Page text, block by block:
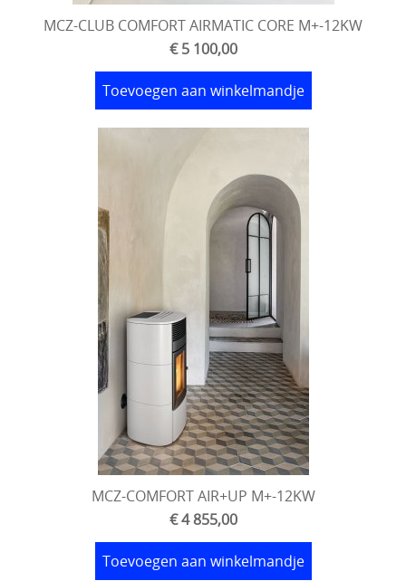
MCZ-CLUB COMFORT AIRMATIC CORE M+-12KW
€ 5 100,00
Toevoegen aan winkelmandje
MCZ-COMFORT AIR+UP M+-12KW
€ 4 855,00
Toevoegen aan winkelmandje